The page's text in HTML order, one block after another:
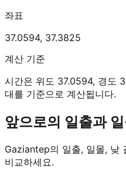
좌표
37.0594, 37.3825
계산 기준
시간은 위도 37.0594, 경도
대를 기준으로 계산됩니다.
앞으로의 일출과
Gaziantep의 일출, 일몰, 낮
비교하세요.